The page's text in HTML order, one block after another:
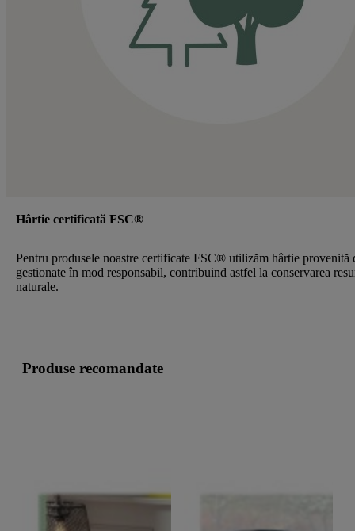
Hârtie certificată FSC®
Pentru produsele noastre certificate FSC® utilizăm hârtie provenită
gestionate în mod responsabil, contribuind astfel la conservarea
naturale.
Produse recomandate